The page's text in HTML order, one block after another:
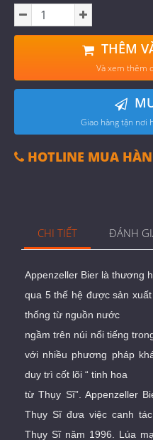
THÊM
Và xem thêm
Giao hàng tận nơi
HOTLINE MUA
CHI TIẾT ĐÁNH
Appenzeller Bier là thương
qua 5 thế hệ được sản
thống từ nguồn nước
ngầm trên núi nổi tiếng
với nhiều phương pháp
duy trì cốt lõi “ tinh hoa
từ Thụy Sĩ”. Appenzeller
Thụy Sĩ đưa việc canh
Thụy Sĩ năm 1996. Lúa